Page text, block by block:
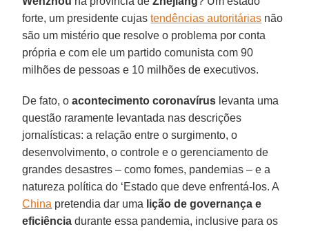
forte, um presidente cujastendências autoritárias não
são um mistério que resolve o problema por conta
própria e com ele um partido comunista com 90
milhões de pessoas e 10 milhões de executivos.
De fato, oacontecimento coronavírus levanta uma
questão raramente levantada nas descrições
jornalísticas: a relação entre o surgimento, o
desenvolvimento, o controle e o gerenciamento de
grandes desastres – como fomes, pandemias – e a
natureza política do ‘Estado que deve enfrentá-los. A
China pretendia dar uma lição de governança e
eficiência durante essa pandemia, inclusive para os